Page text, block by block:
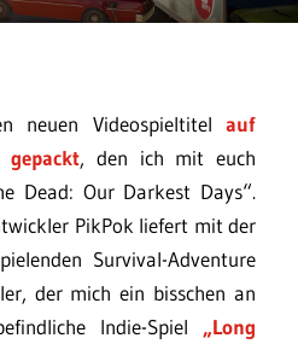
neuen Videospieltitel auf
gepackt, den ich mit euch
Dead: Our Darkest Days“.
PikPok liefert mit der
Survival-Adventure
der mich ein bisschen an
Indie-Spiel „Long